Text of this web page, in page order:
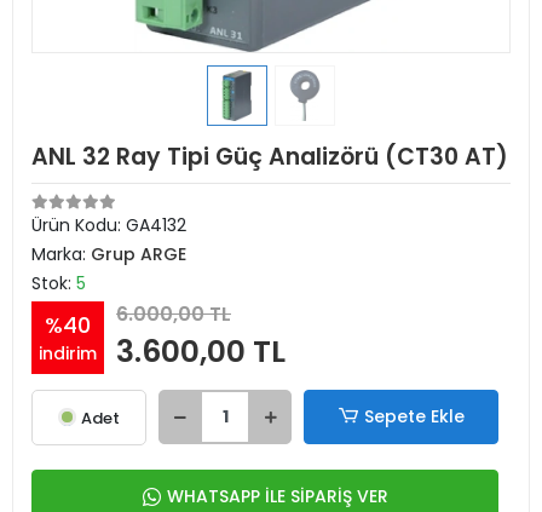
ANL 32 Ray Tipi Güç Analizörü (CT30 AT)
Ürün Kodu: GA4132
Marka: Grup ARGE
Stok: 5
%40
indirim
6.000,00 TL
3.600,00 TL
Adet Sepete Ekle
WHATSAPP İLE SİPARİŞ VER